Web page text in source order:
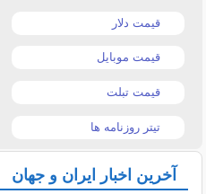
قیمت دلار
قیمت موبایل
قیمت تبلت
تیتر روزنامه ها
آخرین اخبار ایران و جهان